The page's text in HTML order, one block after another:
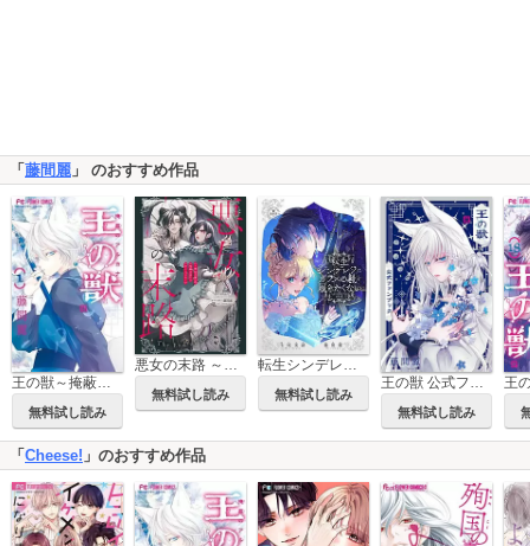
「 藤間麗 」 のおすすめ作品
王の獣～掩蔽のアルカナ～
無料試し読み
悪女の末路 ～悪役令嬢は究極の愛を手に入れる～アンソロジーコミック
無料試し読み
転生シンデレラはガラスの靴を履きたくない ～アンソロジーコミック～
無料試し読み
王の獣 公式ファンブック
無料試し読み
「 Cheese! 」のおすすめ作品